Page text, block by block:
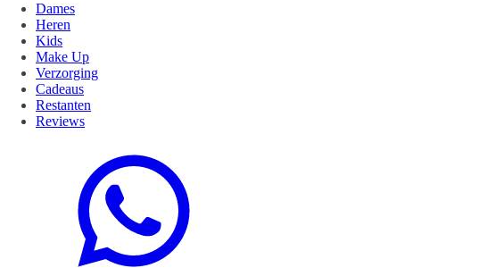
Dames
Heren
Kids
Make Up
Verzorging
Cadeaus
Restanten
Reviews